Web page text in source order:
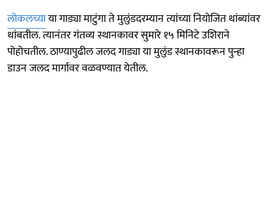
लोकलच्याया गाड्या माटुंगा ते मुलुंडदरम्यान त्यांच्या नियोजित थांब्यांवर
थांबतील. त्यानंतर गंतव्य स्थानकावर सुमारे १५ मिनिटे उशिराने
पोहोचतील. ठाण्यापुढील जलद गाड्या या मुलुंड स्थानकावरून पुन्हा
डाउन जलद मार्गावर वळवण्यात येतील.